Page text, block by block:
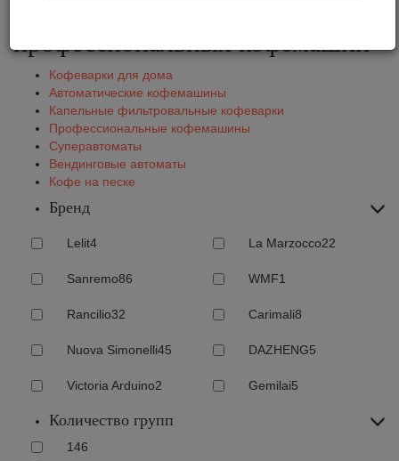
профессиональных кофемашин
Кофеварки для дома
Автоматические кофемашины
Капельные фильтровальные кофеварки
Профессиональные кофемашины
Суперавтоматы
Вендинговые автоматы
Кофе на песке
Бренд
Lelit4 La Marzocco22
Sanremo86 WMF1
Rancilio32 Carimali8
Nuova Simonelli45 DAZHENG5
Victoria Arduino2 Gemilai5
Количество групп
146